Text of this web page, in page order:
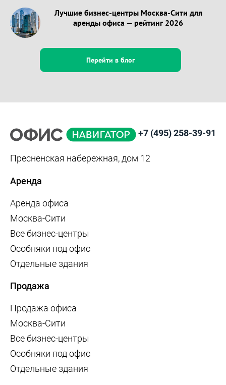
Лучшие бизнес-центры Москва-Сити для
аренды офиса — рейтинг 2026
Перейти в блог
+7 (495) 258-39-91
Пресненская набережная, дом 12
Аренда
Аренда офиса
Москва-Сити
Все бизнес-центры
Особняки под офис
Отдельные здания
Продажа
Продажа офиса
Москва-Сити
Все бизнес-центры
Особняки под офис
Отдельные здания